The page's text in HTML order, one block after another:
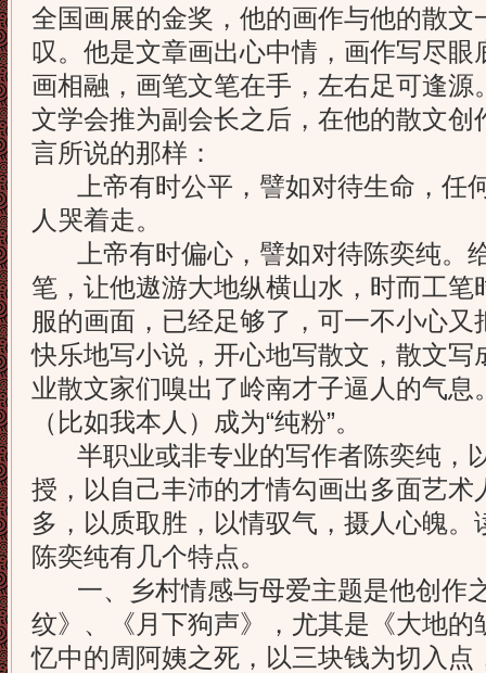
全国画展的金奖，他的画作与他的散文
叹。他是文章画出心中情，画作写尽
画相融，画笔文笔在手，左右足可逢
文学会推为副会长之后，在他的散文创
言所说的那样：
上帝有时公平，譬如对待生命，任
人哭着走。
上帝有时偏心，譬如对待陈奕纯。
笔，让他遨游大地纵横山水，时而工
服的画面，已经足够了，可一不小心
快乐地写小说，开心地写散文，散文写
业散文家们嗅出了岭南才子逼人的气息
（比如我本人）成为“纯粉”。
半职业或非专业的写作者陈奕纯，
授，以自己丰沛的才情勾画出多面艺术
多，以质取胜，以情驭气，摄人心魄
陈奕纯有几个特点。
一、乡村情感与母爱主题是他创作
纹》、《月下狗声》，尤其是《大地的
忆中的周阿姨之死，以三块钱为切入点